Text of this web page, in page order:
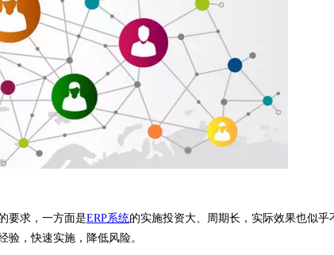
要求，一方面是ERP系统的实施投资大、周期长，实际效果也似
，快速实施，降低风险。